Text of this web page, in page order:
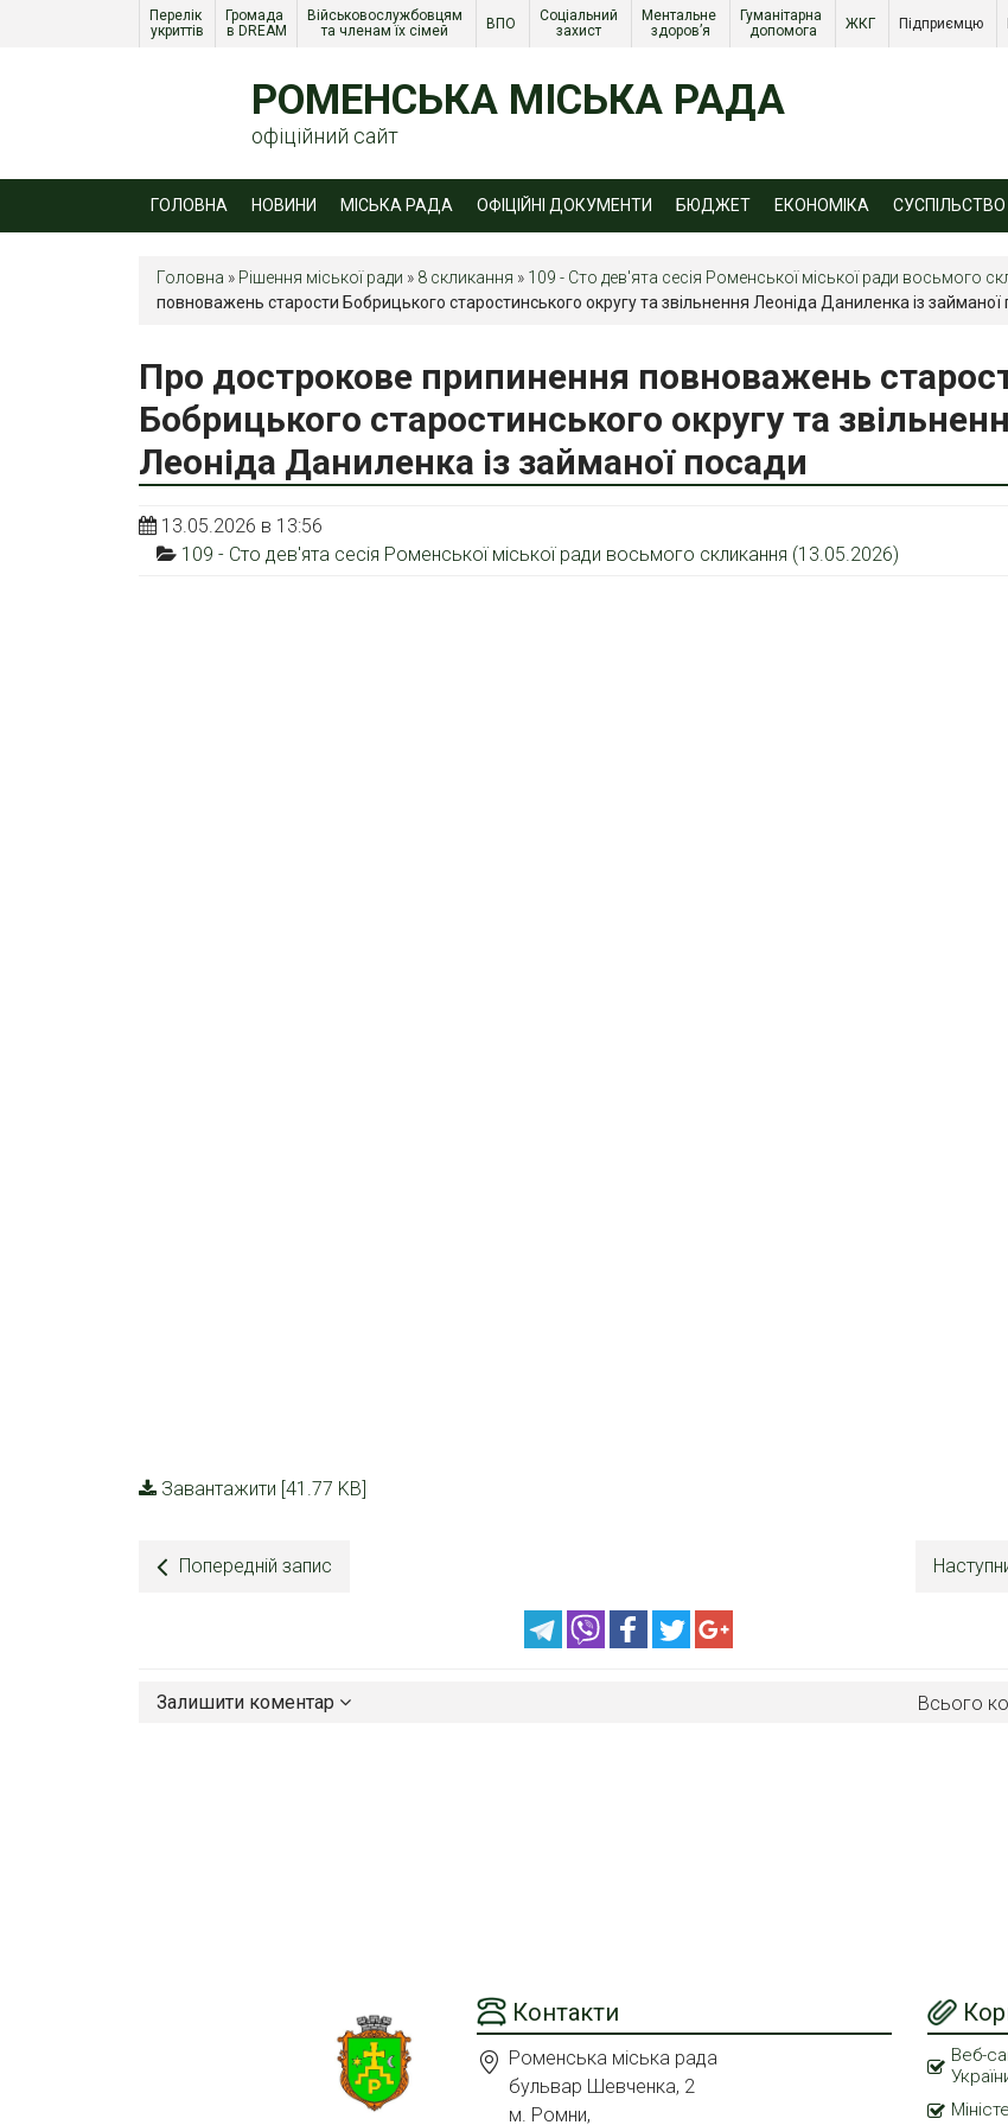
Перелік
укриттів
Громада
в DREAM
Військовослужбовцям
та членам їх сімей
ВПО
Соціальний
захист
Ментальне
здоров’я
Гуманітарна
допомога
ЖКГ Підприємцю
РОМЕНСЬКА МІСЬКА РАДА
офіційний сайт
ГОЛОВНА НОВИНИ МІСЬКА РАДА ОФІЦІЙНІ ДОКУМЕНТИ БЮДЖЕТ ЕКОНОМІКА СУСПІЛЬСТВО
Головна » Рішення міської ради » 8 скликання » 109 - Сто дев'ята сесія Роменської міської ради восьмого
повноважень старости Бобрицького старостинського округу та звільнення Леоніда Даниленка із займаної
Про дострокове припинення повноважень
Бобрицького старостинського округу та
Леоніда Даниленка із займаної посади
13.05.2026 в 13:56
109 - Сто дев'ята сесія Роменської міської ради восьмого скликання (13.05.2026)
Завантажити [41.77 KB]
Попередній запис
Всього
Залишити коментар
Контакти
Роменська міська рада
бульвар Шевченка, 2
м. Ромни,
Веб-